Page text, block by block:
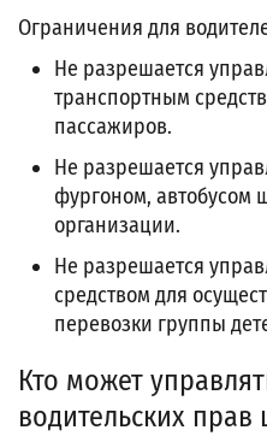
Ограничения для
Не разрешается
транспортным
пассажиров.
Не разрешается
фургоном, автобусом
организации.
Не разрешается
средством для
перевозки группы
Кто может
водительских